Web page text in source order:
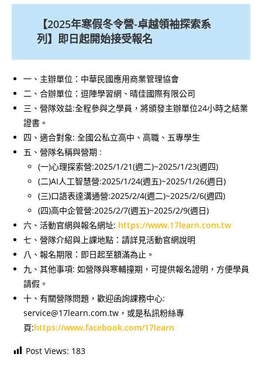
【2025年寒假冬令營-卓越領袖探索系
列】即日起開始接受報名
一、主辦單位：中華民國應用商業管理協會
二、合辦單位：逗陣學習網、晴佳國際有限公司
三、營隊效益:全程參與之學員，將頒發主辦單位24小時之結業
證書。
四、適合對象: 全國公私立高中、高職、五專學生
五、營隊名稱與營期 :
(一)心理探索營:2025/1/21(週二)~2025/1/23(週四)
(二)AI人工智慧營:2025/1/24(週五)~2025/1/26(週日)
(三)口語表達溝通營:2025/2/4(週二)~2025/2/6(週四)
(四)高中企管營:2025/2/7(週五)~2025/2/9(週日)
六、活動官網與報名網址: https://www.17learn.com.tw
七、營隊介紹與上課地點：請詳見活動官網說明
八、報名期限：即日起至額滿為止。
九、其他事項: 如營隊與寒輔撞期，可提供報名證明，方便學員
請假。
十、有關營隊問題，歡迎函詢課務中心:
service@17learn.com.tw，或是私訊粉絲專
頁:https://www.facebook.com/17learn
Post Views: 183